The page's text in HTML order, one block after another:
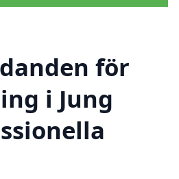
för
i Jung